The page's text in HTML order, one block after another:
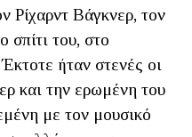
Ρίχαρντ Βάγκνερ, τον
σπίτι του, στο
ήταν στενές οι
και την ερωμένη του
με τον μουσικό